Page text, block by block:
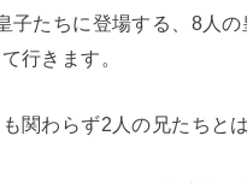
子たちに登場する、8人
行きます。
関わらず2人の兄たちと